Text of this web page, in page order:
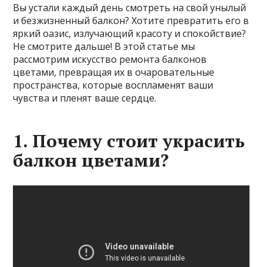
Вы устали каждый день смотреть на свой унылый
и безжизненный балкон? Хотите превратить его в
яркий оазис, излучающий красоту и спокойствие?
Не смотрите дальше! В этой статье мы
рассмотрим искусство ремонта балконов
цветами, превращая их в очаровательные
пространства, которые воспламенят ваши
чувства и пленят ваше сердце.
1. Почему стоит украсить
балкон цветами?